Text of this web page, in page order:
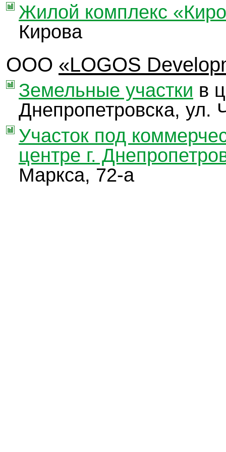
Жилой комплекс
Кирова
ООО «LOGOS
Земельные участки в
Днепропетровска, ул.
Участок под
центре г.
Маркса, 72-а